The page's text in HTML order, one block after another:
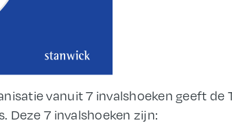
vanuit 7 invalshoeken geeft de
Deze 7 invalshoeken zijn: